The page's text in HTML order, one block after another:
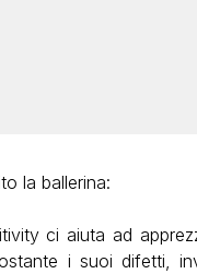
la ballerina:
ci aiuta ad
i suoi difetti,